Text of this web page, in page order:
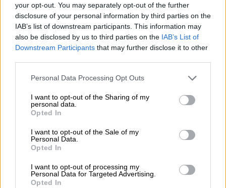
your opt-out. You may separately opt-out of the further
disclosure of your personal information by third parties on the
IAB’s list of downstream participants. This information may
also be disclosed by us to third parties on the IAB’s List of
Downstream Participants that may further disclose it to other
Please note that this website/app uses one or more Google
not limited to your visit or usage behaviour. You may click to
grant or deny consent to Google and its third-party tags to
use your data for below specified purposes in below Google
consent section.
Personal Data Processing Opt Outs
I want to opt-out of the Sharing of my
personal data.
Opted In
I want to opt-out of the Sale of my
Personal Data.
Opted In
I want to opt-out of processing my
Personal Data for Targeted Advertising.
Opted In
Ως γνωστόν, η Ελλάδα, με μία Συστοιχία
Πυραύλων “Patriot”, συμμετέχει στην
αεράμυνα του Βασιλείου, αλλά οφείλω να πω
προσφέρει και στην ευρύτερη ενεργειακή
ασφάλεια, γιατί προστατεύει τις
πετρελαιοπαραγωγικές εγκαταστάσεις της
για την ενεργειακή ασφάλεια της Ελλάδας»,
πρόσθεσε ο Έλληνας υπουργός Άμυνας.